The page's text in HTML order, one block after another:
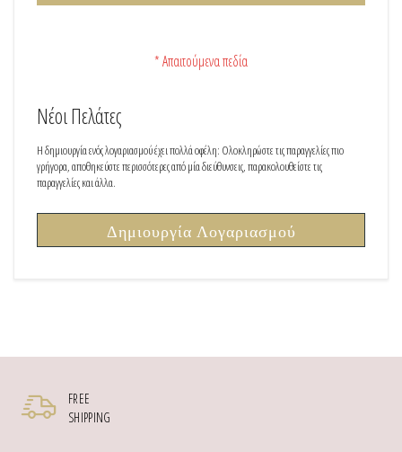
Νέοι Πελάτες
Η δημιουργία ενός λογαριασμού έχει πολλά οφέλη: Ολοκληρώστε τις παραγγελίες πιο
γρήγορα, αποθηκεύστε περισσότερες από μία διεύθυνσεις, παρακολουθείστε τις
παραγγελίες και άλλα.
Δημιουργία Λογαριασμού
FREE
SHIPPING